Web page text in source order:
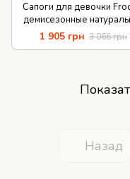
Сапоги для девочки
демисезонные
кожа
1 905 грн 3 066 грн
Назад